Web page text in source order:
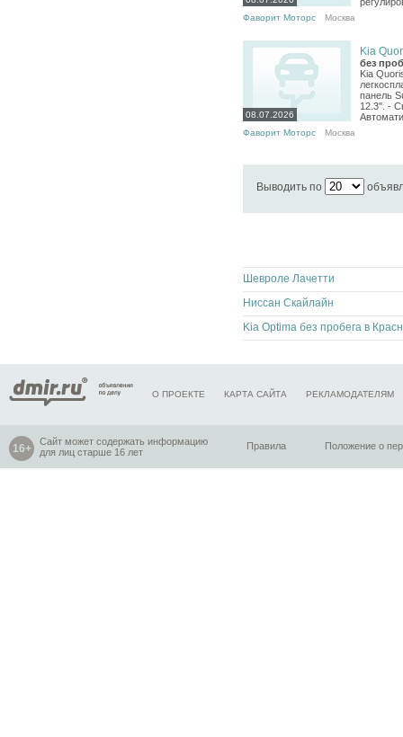
Фаворит Моторс Москва
08.07.2026
Kia
без
Kia
панель
12.3''. -
Фаворит Моторс Москва
Выводить по
Шевроле Лачетти
Ниссан Скайлайн
О ПРОЕКТЕ КАРТА САЙТА РЕКЛАМОДАТЕЛЯМ
Сайт может содержать информацию
для лиц старше 16 лет
Правила Положение о